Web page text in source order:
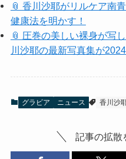
📎 香川沙耶がリルケア南
健康法を明かす！
📎 圧巻の美しい裸身が写
川沙耶の最新写真集が
グラビア ニュース 香川沙
記事の拡散